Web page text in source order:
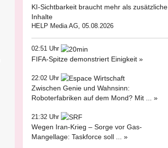
KI-Sichtbarkeit braucht mehr als zusätzliche
Inhalte
HELP Media AG, 05.08.2026
02:51 Uhr
FIFA-Spitze demonstriert Einigkeit »
22:02 Uhr
Zwischen Genie und Wahnsinn:
Roboterfabriken auf dem Mond? Mit ... »
21:32 Uhr
Wegen Iran-Krieg – Sorge vor Gas-
Mangellage: Taskforce soll ... »